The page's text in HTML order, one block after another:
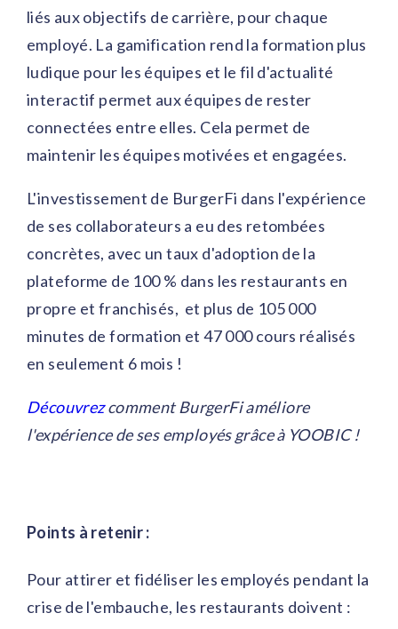
liés aux objectifs de carrière, pour chaque
employé. La gamification rend la formation plus
ludique pour les équipes et le fil d'actualité
interactif permet aux équipes de rester
connectées entre elles. Cela permet de
maintenir les équipes motivées et engagées.
L'investissement de BurgerFi dans l'expérience
de ses collaborateurs a eu des retombées
concrètes, avec un taux d'adoption de la
plateforme de 100 % dans les restaurants en
propre et franchisés, et plus de 105 000
minutes de formation et 47 000 cours réalisés
en seulement 6 mois !
Découvrezcomment BurgerFi améliore
l'expérience de ses employés grâce à YOOBIC !
Points à retenir :
Pour attirer et fidéliser les employés pendant la
crise de l'embauche, les restaurants doivent :